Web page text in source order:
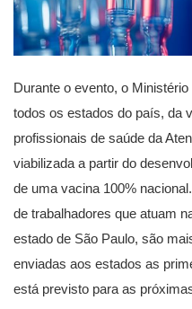
Durante o evento, o
todos os estados do país, da
profissionais de saúde da
viabilizada a partir do
de uma vacina 100%
de trabalhadores que atuam
estado de São Paulo, são
enviadas aos estados as
está previsto para as